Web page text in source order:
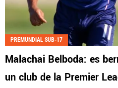
PREMUNDIAL SUB-17
Malachai Belboda: es
un club de la Premier